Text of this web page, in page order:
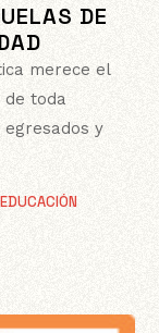
DE
EDUCACIÓN
merece el
de toda
egresados y